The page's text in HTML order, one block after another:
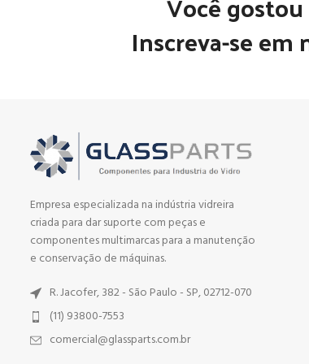
Inscreva-se em
Empresa especializada na indústria vidreira
criada para dar suporte com peças e
componentes multimarcas para a manutenção
e conservação de máquinas.
R. Jacofer, 382 - São Paulo - SP, 02712-070
(11) 93800-7553
comercial@glassparts.com.br